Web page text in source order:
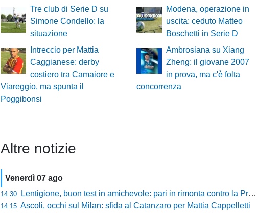
Tre club di Serie D su
Simone Condello: la
situazione
Modena, operazione in
uscita: ceduto Matteo
Boschetti in Serie D
Intreccio per Mattia
Caggianese: derby
costiero tra Camaiore e
Viareggio, ma spunta il
Poggibonsi
Ambrosiana su Xiang
Zheng: il giovane 2007
in prova, ma c'è folta
concorrenza
Altre notizie
Venerdì 07 ago
14:30 Lentigione, buon test in amichevole: pari in rimonta contro la Primavera del Sassuolo
14:15 Ascoli, occhi sul Milan: sfida al Catanzaro per Mattia Cappelletti